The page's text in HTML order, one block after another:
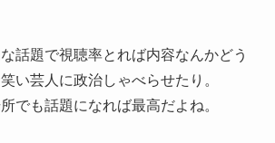
話題で視聴率とれば内容なんかどう
い芸人に政治しゃべらせたり。
でも話題になれば最高だよね。